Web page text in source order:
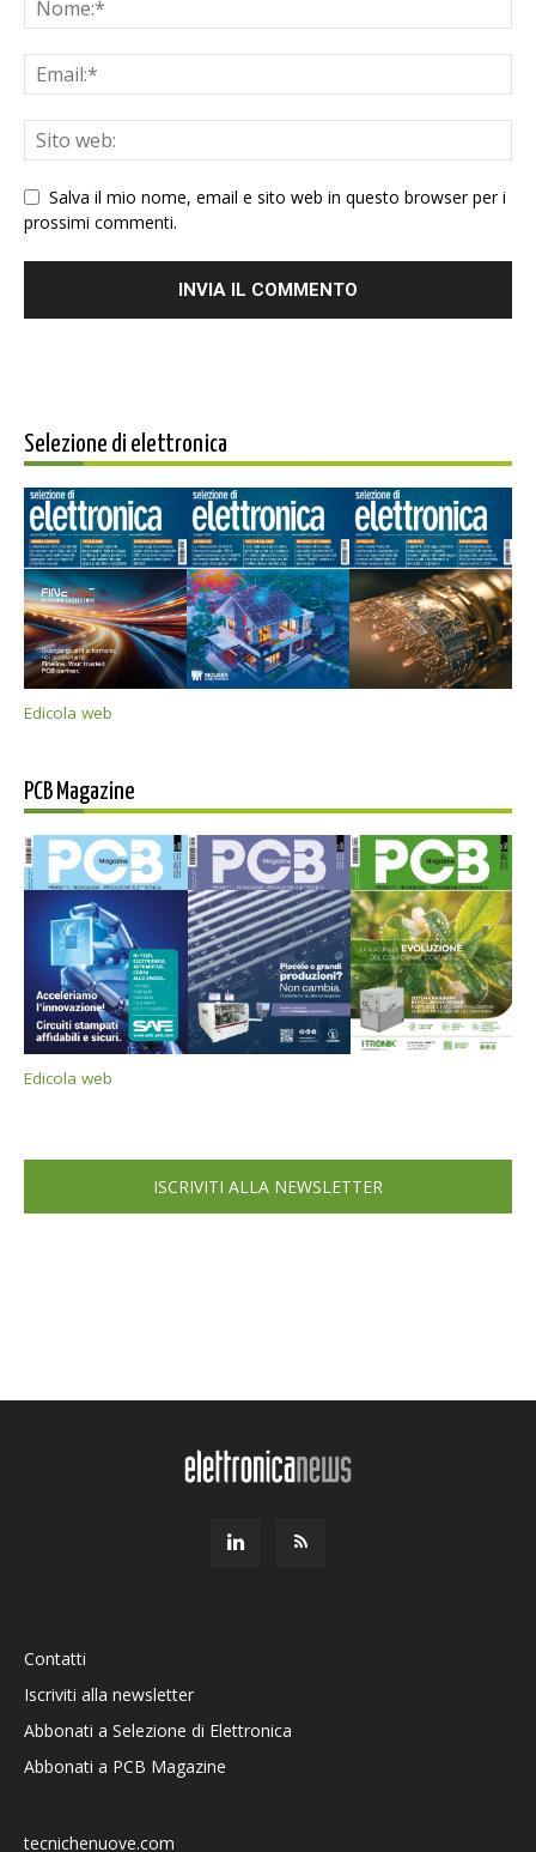
Salva il mio nome, email e sito web in questo browser per i
prossimi commenti.
Selezione di elettronica
Edicola web
PCB Magazine
Edicola web
ISCRIVITI ALLA NEWSLETTER
Contatti
Iscriviti alla newsletter
Abbonati a Selezione di Elettronica
Abbonati a PCB Magazine
tecnichenuove.com